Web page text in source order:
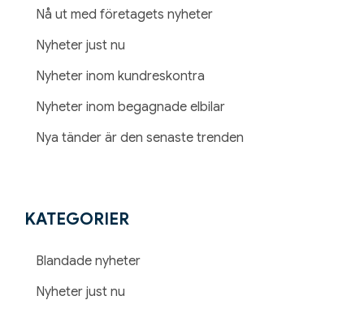
Nå ut med företagets nyheter
Nyheter just nu
Nyheter inom kundreskontra
Nyheter inom begagnade elbilar
Nya tänder är den senaste trenden
KATEGORIER
Blandade nyheter
Nyheter just nu